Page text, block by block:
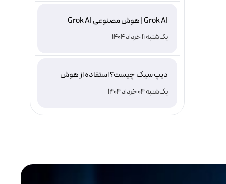
Grok AI | هوش مصنوعی Grok AI
یک‌شنبه 11 خرداد 1404
دیپ سیک چیست؟ استفاده از هوش
مصنوعی DeepSeek ، نصب و دانلود
یک‌شنبه 04 خرداد 1404